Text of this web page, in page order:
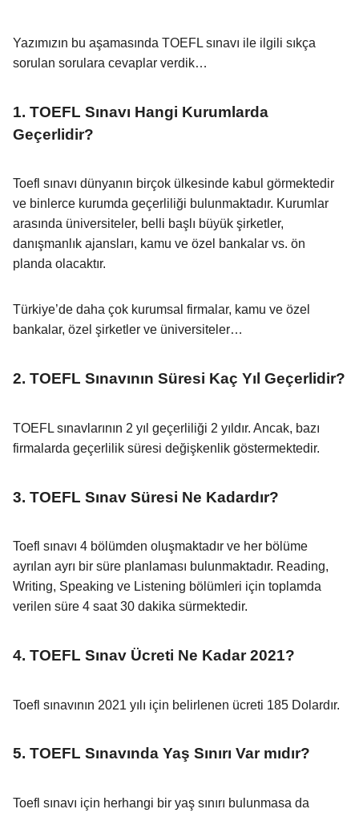
Yazımızın bu aşamasında TOEFL sınavı ile ilgili sıkça
sorulan sorulara cevaplar verdik…
1. TOEFL Sınavı Hangi Kurumlarda
Geçerlidir?
Toefl sınavı dünyanın birçok ülkesinde kabul görmektedir
ve binlerce kurumda geçerliliği bulunmaktadır. Kurumlar
arasında üniversiteler, belli başlı büyük şirketler,
danışmanlık ajansları, kamu ve özel bankalar vs. ön
planda olacaktır.
Türkiye’de daha çok kurumsal firmalar, kamu ve özel
bankalar, özel şirketler ve üniversiteler…
2. TOEFL Sınavının Süresi Kaç Yıl Geçerlidir?
TOEFL sınavlarının 2 yıl geçerliliği 2 yıldır. Ancak, bazı
firmalarda geçerlilik süresi değişkenlik göstermektedir.
3. TOEFL Sınav Süresi Ne Kadardır?
Toefl sınavı 4 bölümden oluşmaktadır ve her bölüme
ayrılan ayrı bir süre planlaması bulunmaktadır. Reading,
Writing, Speaking ve Listening bölümleri için toplamda
verilen süre 4 saat 30 dakika sürmektedir.
4. TOEFL Sınav Ücreti Ne Kadar 2021?
Toefl sınavının 2021 yılı için belirlenen ücreti 185 Dolardır.
5. TOEFL Sınavında Yaş Sınırı Var mıdır?
Toefl sınavı için herhangi bir yaş sınırı bulunmasa da